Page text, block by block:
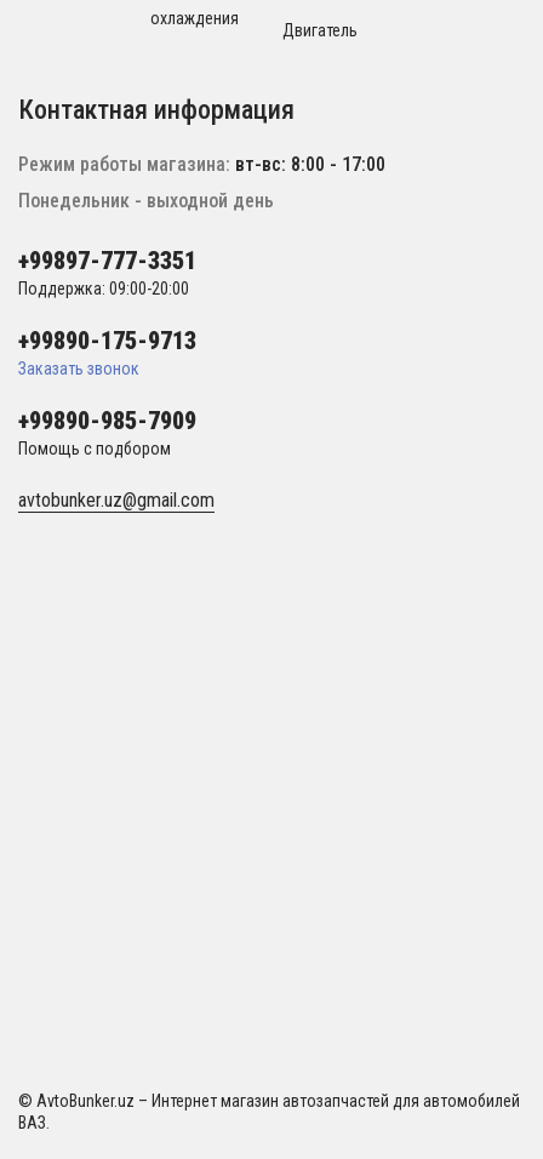
охлаждения
Двигатель
Контактная информация
Режим работы магазина: вт-вс: 8:00 - 17:00
Понедельник - выходной день
+99897-777-3351
Поддержка: 09:00-20:00
+99890-175-9713
Заказать звонок
+99890-985-7909
Помощь с подбором
avtobunker.uz@gmail.com
© AvtoBunker.uz – Интернет магазин автозапчастей для автомобилей
ВАЗ.